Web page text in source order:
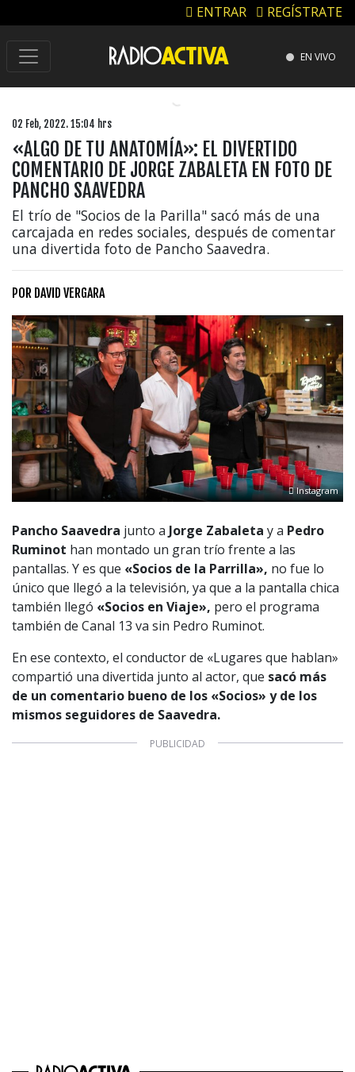
ENTRAR REGÍSTRATE
EN VIVO
02 Feb, 2022. 15:04 hrs
«ALGO DE TU ANATOMÍA»: EL DIVERTIDO
COMENTARIO DE JORGE ZABALETA EN FOTO DE
PANCHO SAAVEDRA
El trío de "Socios de la Parilla" sacó más de una
carcajada en redes sociales, después de comentar
una divertida foto de Pancho Saavedra.
POR DAVID VERGARA
Instagram
Pancho Saavedra junto a Jorge Zabaleta y a Pedro
Ruminot han montado un gran trío frente a las
pantallas. Y es que «Socios de la Parrilla», no fue lo
único que llegó a la televisión, ya que a la pantalla chica
también llegó «Socios en Viaje», pero el programa
también de Canal 13 va sin Pedro Ruminot.
En ese contexto, el conductor de «Lugares que hablan»
compartió una divertida junto al actor, que sacó más
de un comentario bueno de los «Socios» y de los
mismos seguidores de Saavedra.